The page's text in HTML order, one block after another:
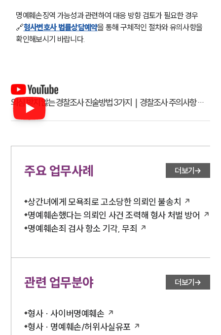
명예훼손징역 가능성과 관련하여 대응 방향 검토가 필요한 경우
🔗형사변호사 법률상담예약을 통해 구체적인 절차와 유의사항을
확인해보시기 바랍니다.
의심 받지 않는 경찰조사 진술방법 3가지｜경찰조사 주의사항 🕵🏻
｜형사전문변호사
주요 업무사례 더보기
상간녀에게 모욕죄로 고소당한 의뢰인 불송치
명예훼손했다는 의뢰인 사건 조력해 형사 처벌 방어
명예훼손죄 검사 항소 기각, 무죄
관련 업무분야 더보기
형사 · 사이버명예훼손
형사 · 명예훼손/허위사실유포